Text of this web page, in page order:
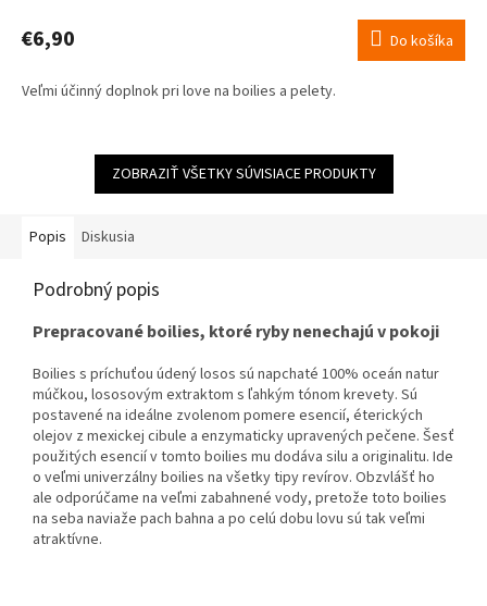
produktu
je
z
€6,90 Do košíka
Veľmi účinný doplnok pri love na boilies a pelety.
ZOBRAZIŤ VŠETKY SÚVISIACE PRODUKTY
Popis Diskusia
Podrobný popis
Prepracovanéboilies, ktoré rybynenechajúvpokoji
Boilies s príchuťou údený losos sú napchaté 100% oceán natur
múčkou, lososovým extraktom s ľahkým tónom krevety. Sú
postavené na ideálne zvolenom pomere esencií, éterických
olejov z mexickej cibule a enzymatickyupravených pečene. Šesť
použitých esenciívtomto boilies mu dodáva silu a originalitu. Ide
o veľmi univerzálnyboilies na všetky tipyrevírov. Obzvlášť ho
ale odporúčame na veľmi zabahnené vody, pretože toto boilies
na seba naviaže pach bahna a po celú dobu lovu sú takveľmi
atraktívne.